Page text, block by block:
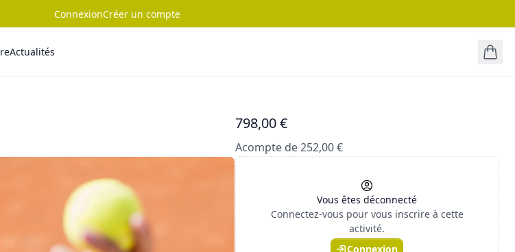
ConnexionCréer un compte
Actualités
798,00 €
Acompte de 252,00 €
Vous êtes déconnecté
Connectez-vous pour vous inscrire à cette
activité.
Connexion